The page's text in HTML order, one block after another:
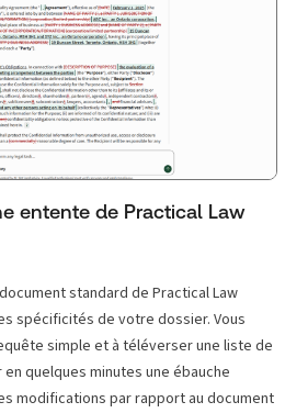
entente de Practical Law
standard de Practical Law
spécificités de votre dossier. Vous
simple et à téléverser une liste de
quelques minutes une ébauche
modifications par rapport au document